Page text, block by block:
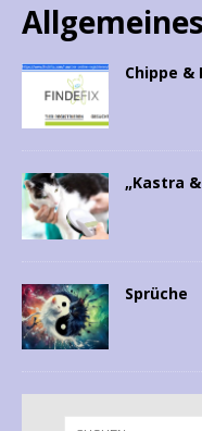
Allgemeines
Chippe &
„Kastra
Sprüche